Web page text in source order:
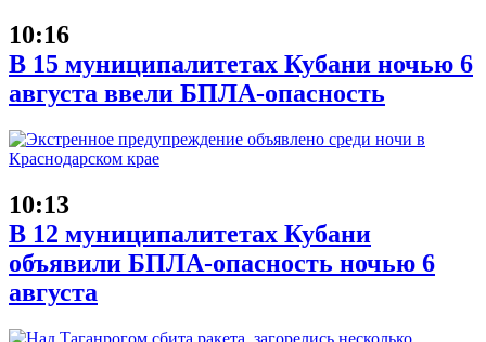
10:16
В 15 муниципалитетах Кубани ночью 6
августа ввели БПЛА-опасность
10:13
В 12 муниципалитетах Кубани
объявили БПЛА-опасность ночью 6
августа